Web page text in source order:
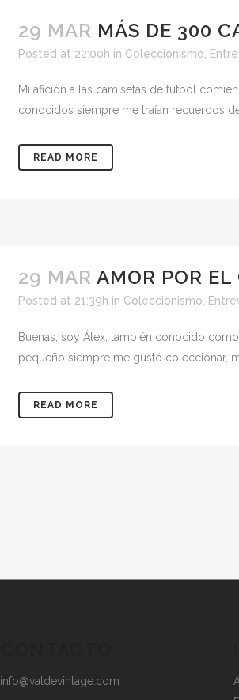
29 MAR MÁS DE 300
Posted at 22:00h in Coleccionismo
Mi afición a las camisetas de futbol
conocidos siempre me traían recuerdos
READ MORE
29 MAR AMOR POR
Posted at 21:39h in Coleccionismo,
Buenas, soy Álex, también conocido
pequeño siempre me gustó coleccionar,
READ MORE
info@valdevintage.com